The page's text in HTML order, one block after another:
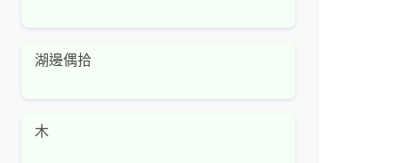
湖邊偶拾
木